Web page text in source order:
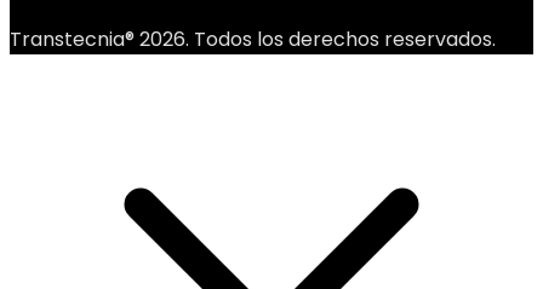
Transtecnia® 2026. Todos los derechos reservados.